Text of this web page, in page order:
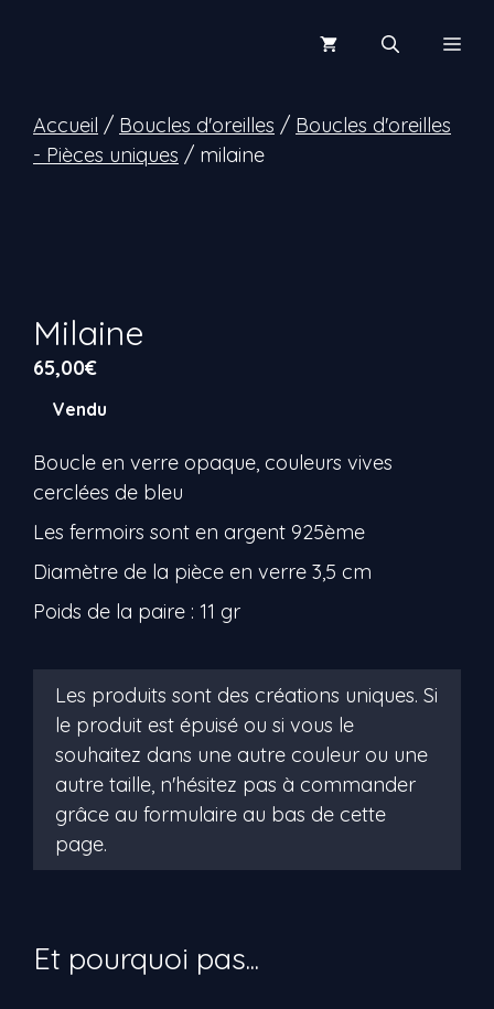
Accueil / Boucles d'oreilles / Boucles d'oreilles
- Pièces uniques / milaine
Milaine
65,00€
Vendu
Boucle en verre opaque, couleurs vives
cerclées de bleu
Les fermoirs sont en argent 925ème
Diamètre de la pièce en verre 3,5 cm
Poids de la paire : 11 gr